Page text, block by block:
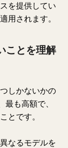
を提供してい
用されます。
ことを理解
しかないかの
も高額で、
とです。
なるモデルを